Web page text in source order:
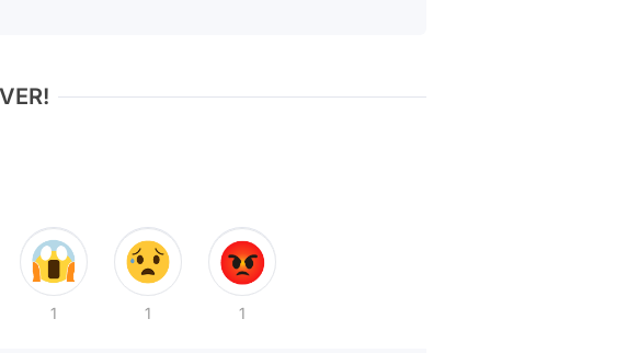
1 1 1